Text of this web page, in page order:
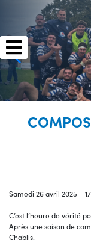
Samedi 26 avril 2025 –
C’est l’heure de vérité
Après une saison de
Chablis.